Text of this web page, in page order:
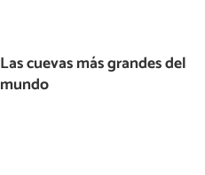
Las cuevas más grandes del
mundo